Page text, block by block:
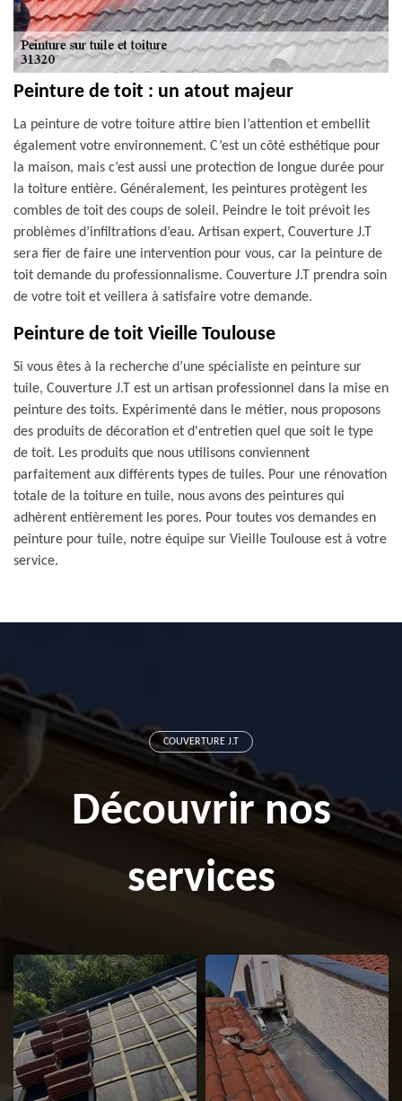
Peinture de toit : un atout majeur
La peinture de votre toiture attire bien l’attention et embellit
également votre environnement. C’est un côté esthétique pour
la maison, mais c’est aussi une protection de longue durée pour
la toiture entière. Généralement, les peintures protègent les
combles de toit des coups de soleil. Peindre le toit prévoit les
problèmes d’infiltrations d’eau. Artisan expert, Couverture J.T
sera fier de faire une intervention pour vous, car la peinture de
toit demande du professionnalisme. Couverture J.T prendra soin
de votre toit et veillera à satisfaire votre demande.
Peinture de toit Vieille Toulouse
Si vous êtes à la recherche d’une spécialiste en peinture sur
tuile, Couverture J.T est un artisan professionnel dans la mise en
peinture des toits. Expérimenté dans le métier, nous proposons
des produits de décoration et d'entretien quel que soit le type
de toit. Les produits que nous utilisons conviennent
parfaitement aux différents types de tuiles. Pour une rénovation
totale de la toiture en tuile, nous avons des peintures qui
adhèrent entièrement les pores. Pour toutes vos demandes en
peinture pour tuile, notre équipe sur Vieille Toulouse est à votre
service.
COUVERTURE J.T
Découvrir nos
services